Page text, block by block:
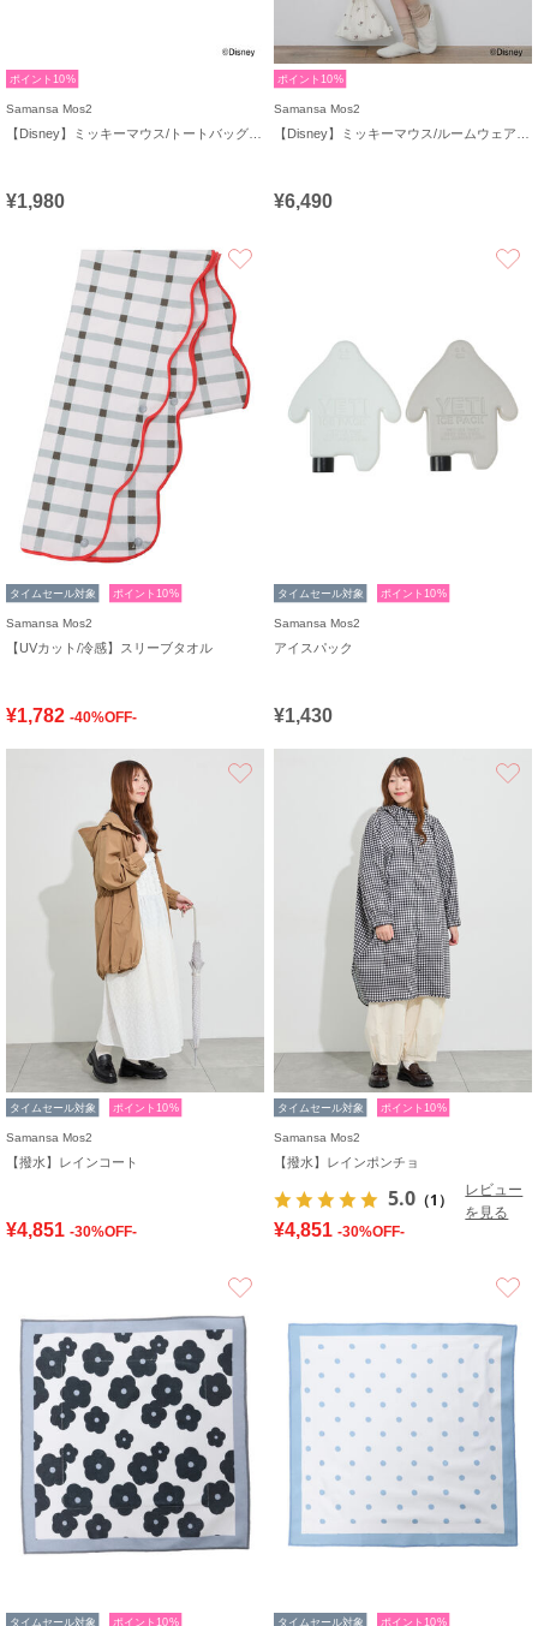
ポイント10%
Samansa Mos2
¥1,980
ポイント10%
Samansa Mos2
¥6,490
タイムセール対象 ポイント10%
Samansa Mos2
【UVカット/冷感】スリーブタオル
¥1,782 -40%OFF-
タイムセール対象 ポイント10%
Samansa Mos2
アイスパック
¥1,430
タイムセール対象 ポイント10%
Samansa Mos2
【撥水】レインコート
¥4,851 -30%OFF-
タイムセール対象 ポイント10%
Samansa Mos2
【撥水】レインポンチョ
5.0 （1）
レビュー
を見る
¥4,851 -30%OFF-
タイムセール対象 ポイント10% タイムセール対象 ポイント10%